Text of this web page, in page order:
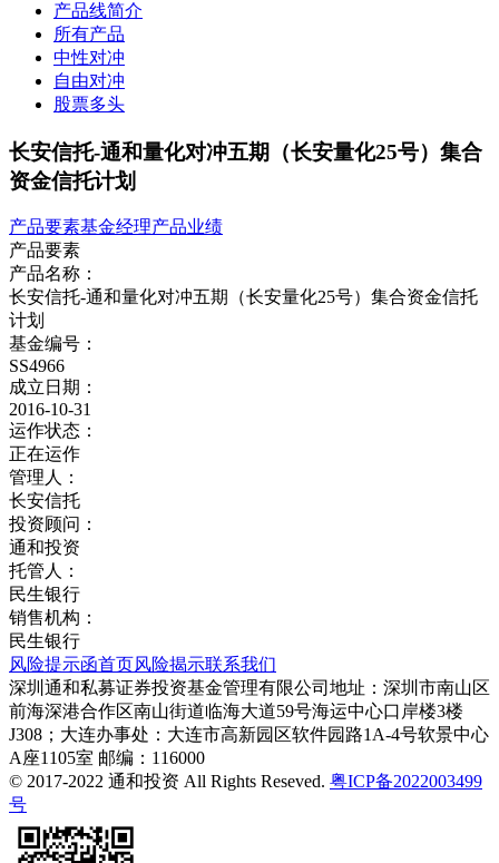
产品线简介
所有产品
中性对冲
自由对冲
股票多头
长安信托-通和量化对冲五期（长安量化25号）集合
资金信托计划
产品要素基金经理产品业绩
产品要素
产品名称：
长安信托-通和量化对冲五期（长安量化25号）集合资金信托
计划
基金编号：
SS4966
成立日期：
2016-10-31
运作状态：
正在运作
管理人：
长安信托
投资顾问：
通和投资
托管人：
民生银行
销售机构：
民生银行
风险提示函首页风险揭示联系我们
深圳通和私募证券投资基金管理有限公司 地址：深圳市南山区
前海深港合作区南山街道临海大道59号海运中心口岸楼3楼
J308；大连办事处：大连市高新园区软件园路1A-4号软景中心
A座1105室 邮编：116000
© 2017-2022 通和投资 All Rights Reseved. 粤ICP备2022003499
号